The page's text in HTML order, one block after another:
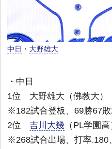
中日 ・ 大野雄大
・中日
1位 大野雄大（佛教大）
※182試合登板、69勝67
2位 吉川大幾 （PL学園高
※268試合出場、打率.180